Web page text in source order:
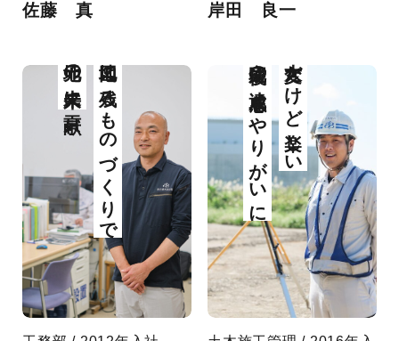
佐藤 真 岸田 良一
地図に残るものづくりで
地元の未来に貢献 大変だけど楽しい
完成後の達成感をやりがいに